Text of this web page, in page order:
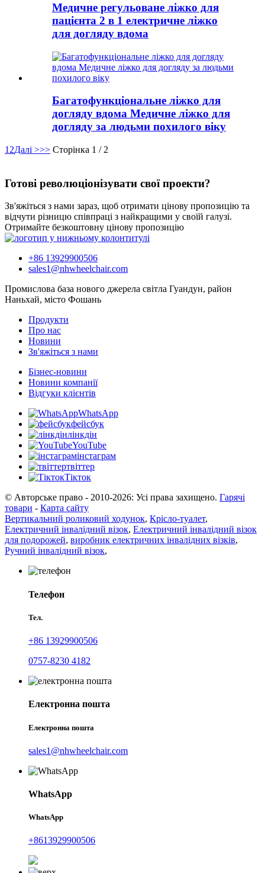
Медичне регульоване ліжко для
пацієнта 2 в 1 електричне ліжко
для догляду вдома
Багатофункціональне ліжко для
догляду вдома Медичне ліжко для
догляду за людьми похилого віку
1 2Далі >>> Сторінка 1 / 2
Готові революціонізувати свої проекти?
Зв'яжіться з нами зараз, щоб отримати цінову пропозицію та
відчути різницю співпраці з найкращими у своїй галузі.
Отримайте безкоштовну цінову пропозицію
+86 13929900506
sales1@nhwheelchair.com
Промислова база нового джерела світла Гуандун, район
Наньхай, місто Фошань
Продукти
Про нас
Новини
Зв'яжіться з нами
Бізнес-новини
Новини компанії
Відгуки клієнтів
WhatsApp
фейсбук
лінкдін
YouTube
інстаграм
твіттер
Тікток
© Авторське право - 2010-2026: Усі права захищено. Гарячі
товари - Карта сайту
Вертикальний роликовий ходунок, Крісло-туалет,
Електричний інвалідний візок, Електричний інвалідний візок
для подорожей, виробник електричних інвалідних візків,
Ручний інвалідний візок,
Телефон
Тел.
+86 13929900506
0757-8230 4182
Електронна пошта
Електронна пошта
sales1@nhwheelchair.com
WhatsApp
WhatsApp
+8613929900506